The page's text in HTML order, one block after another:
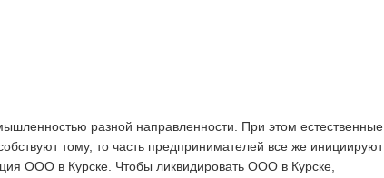
разной направленности. При этом естественные
тому, то часть предпринимателей все же инициируют
ООО в Курске. Чтобы ликвидировать ООО в Курске,